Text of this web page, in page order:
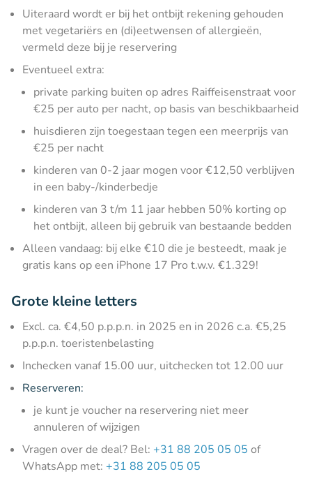
Uiteraard wordt er bij het ontbijt rekening gehouden
met vegetariërs en (di)eetwensen of allergieën,
vermeld deze bij je reservering
Eventueel extra:
private parking buiten op adres Raiffeisenstraat voor
€25 per auto per nacht, op basis van beschikbaarheid
huisdieren zijn toegestaan tegen een meerprijs van
€25 per nacht
kinderen van 0-2 jaar mogen voor €12,50 verblijven
in een baby-/kinderbedje
kinderen van 3 t/m 11 jaar hebben 50% korting op
het ontbijt, alleen bij gebruik van bestaande bedden
Alleen vandaag: bij elke €10 die je besteedt, maak je
gratis kans op een iPhone 17 Pro t.w.v. €1.329!
Grote kleine letters
Excl. ca. €4,50 p.p.p.n. in 2025 en in 2026 c.a. €5,25
p.p.p.n. toeristenbelasting
Inchecken vanaf 15.00 uur, uitchecken tot 12.00 uur
Reserveren:
je kunt je voucher na reservering niet meer
annuleren of wijzigen
Vragen over de deal? Bel: +31 88 205 05 05 of
WhatsApp met: +31 88 205 05 05